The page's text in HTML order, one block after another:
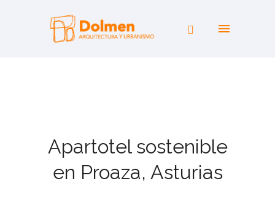
Apartotel sostenible
en Proaza, Asturias